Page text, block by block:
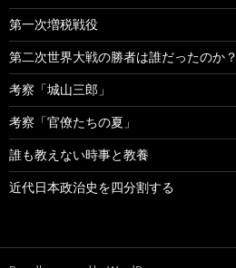
第一次増税戦役
第二次世界大戦の勝者は誰だったのか？
考察「城山三郎」
考察「官僚たちの夏」
誰も教えない時事と教養
近代日本政治史を四分割する